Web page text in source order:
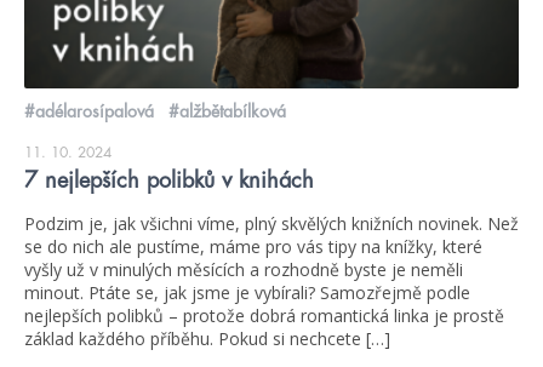
#adélarosípalová #alžbětabílková
11. 10. 2024
7 nejlepších polibků v knihách
Podzim je, jak všichni víme, plný skvělých knižních novinek. Než
se do nich ale pustíme, máme pro vás tipy na knížky, které
vyšly už v minulých měsících a rozhodně byste je neměli
minout. Ptáte se, jak jsme je vybírali? Samozřejmě podle
nejlepších polibků – protože dobrá romantická linka je prostě
základ každého příběhu. Pokud si nechcete […]